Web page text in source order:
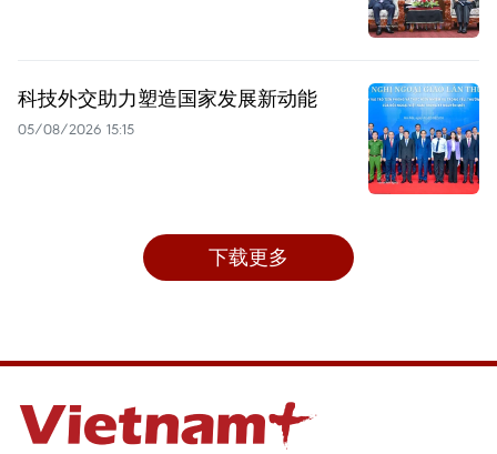
科技外交助力塑造国家发展新动能
05/08/2026 15:15
下载更多